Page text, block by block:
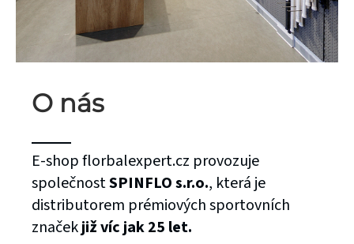
O nás
E-shop florbalexpert.cz provozuje
společnostSPINFLO s.r.o., která je
distributorem prémiových sportovních
značekjiž víc jak 25 let.